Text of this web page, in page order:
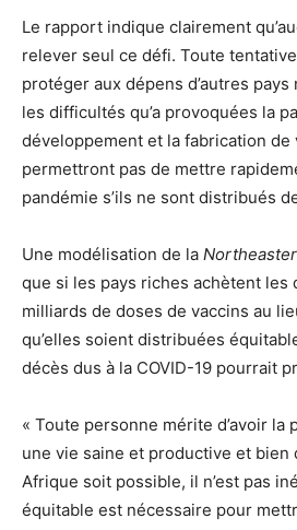
Le rapport indique clairement
relever seul ce défi. Toute tentative
protéger aux dépens d’autres
les difficultés qu’a provoquées la
développement et la fabrication de
permettront pas de mettre
pandémie s’ils ne sont distribués
Une modélisation de la
que si les pays riches achètent les
milliards de doses de vaccins au
qu’elles soient distribuées
décès dus à la COVID-19 pourrait
« Toute personne mérite d’avoir la
une vie saine et productive et bien
Afrique soit possible, il n’est pas
équitable est nécessaire pour